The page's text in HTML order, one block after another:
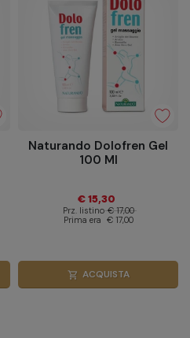
Naturando Dolofren Gel
100 Ml
€ 15,30
Prz. listino € 17,00
Prima era € 17,00
shopping_cart ACQUISTA